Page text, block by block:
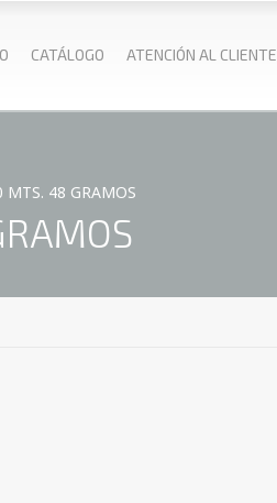
CATÁLOGO ATENCIÓN AL CLIENTE
48 GRAMOS